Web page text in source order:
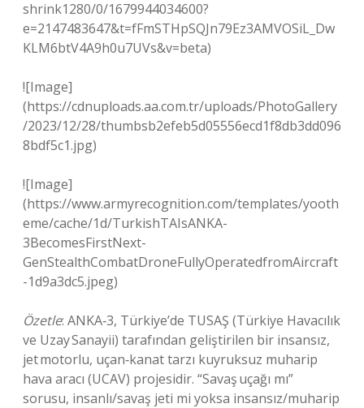
shrink1280/0/1679944034600?
e=2147483647&t=fFmSTHpSQJn79Ez3AMVOSiL_Dw
KLM6btV4A9h0u7UVs&v=beta)
![Image]
(https://cdnuploads.aa.com.tr/uploads/PhotoGallery
/2023/12/28/thumbsb2efeb5d05556ecd1f8db3dd096
8bdf5c1.jpg)
![Image]
(https://www.armyrecognition.com/templates/yooth
eme/cache/1d/TurkishTAIsANKA-
3BecomesFirstNext-
GenStealthCombatDroneFullyOperatedfromAircraft
-1d9a3dc5.jpeg)
Özetle: ANKA‑3, Türkiye’de TUSAŞ (Türkiye Havacılık
ve Uzay Sanayii) tarafından geliştirilen bir insansız,
jet motorlu, uçan‑kanat tarzı kuyruksuz muharip
hava aracı (UCAV) projesidir. “Savaş uçağı mı”
sorusu, insanlı/savaş jeti mi yoksa insansız/muharip